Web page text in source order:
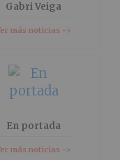
Gabri Veiga
más noticias ->
En portada
más noticias ->